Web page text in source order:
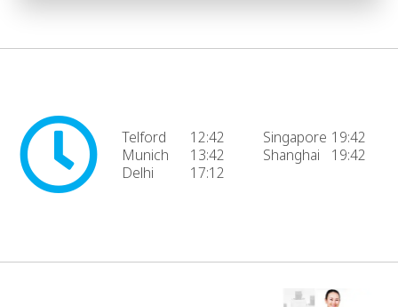
Telford
12:42
Munich
13:42
Delhi
17:12
Singapore 19:42
Shanghai
19:42